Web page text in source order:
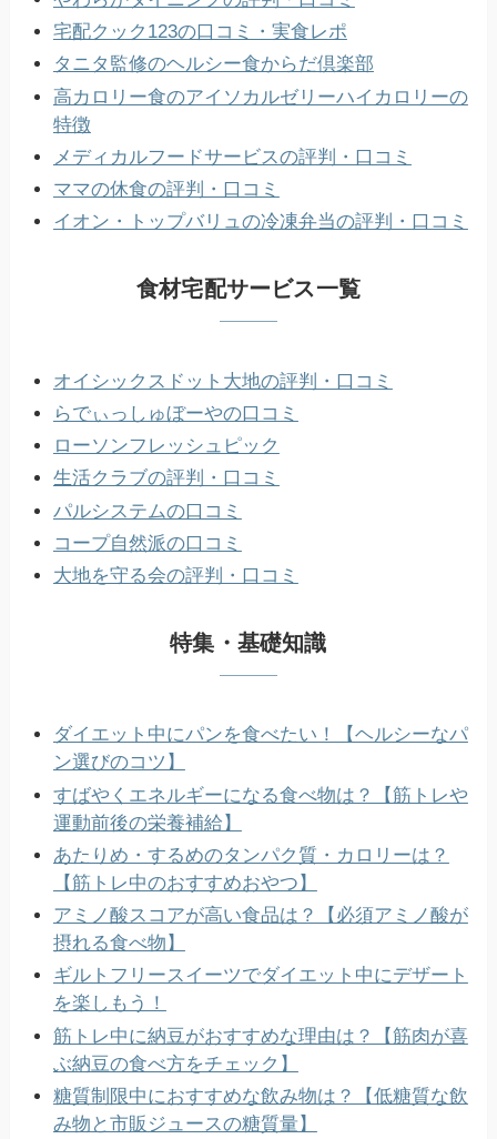
宅配クック123の口コミ・実食レポ
タニタ監修のヘルシー食からだ倶楽部
高カロリー食のアイソカルゼリーハイカロリーの
特徴
メディカルフードサービスの評判・口コミ
ママの休食の評判・口コミ
イオン・トップバリュの冷凍弁当の評判・口コミ
食材宅配サービス一覧
オイシックスドット大地の評判・口コミ
らでぃっしゅぼーやの口コミ
ローソンフレッシュピック
生活クラブの評判・口コミ
パルシステムの口コミ
コープ自然派の口コミ
大地を守る会の評判・口コミ
特集・基礎知識
ダイエット中にパンを食べたい！【ヘルシーなパ
ン選びのコツ】
すばやくエネルギーになる食べ物は？【筋トレや
運動前後の栄養補給】
あたりめ・するめのタンパク質・カロリーは？
【筋トレ中のおすすめおやつ】
アミノ酸スコアが高い食品は？【必須アミノ酸が
摂れる食べ物】
ギルトフリースイーツでダイエット中にデザート
を楽しもう！
筋トレ中に納豆がおすすめな理由は？【筋肉が喜
ぶ納豆の食べ方をチェック】
糖質制限中におすすめな飲み物は？【低糖質な飲
み物と市販ジュースの糖質量】